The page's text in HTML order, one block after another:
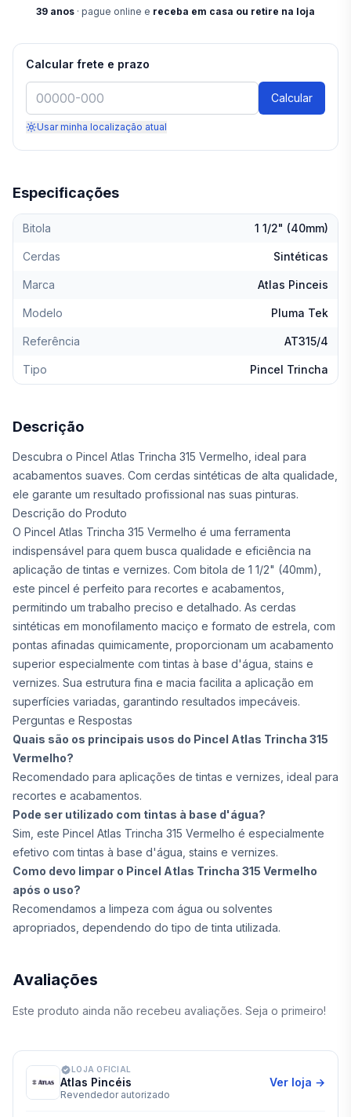
Especificações
Bitola 1 1/2" (40mm)
Cerdas Sintéticas
Marca Atlas Pinceis
Modelo Pluma Tek
Referência AT315/4
Tipo Pincel Trincha
Descrição
Descubra o Pincel Atlas Trincha 315 Vermelho, ideal para
acabamentos suaves. Com cerdas sintéticas de alta qualidade,
ele garante um resultado profissional nas suas pinturas.
Descrição do Produto
O Pincel Atlas Trincha 315 Vermelho é uma ferramenta
indispensável para quem busca qualidade e eficiência na
aplicação de tintas e vernizes. Com bitola de 1 1/2" (40mm),
este pincel é perfeito para recortes e acabamentos,
permitindo um trabalho preciso e detalhado. As cerdas
sintéticas em monofilamento maciço e formato de estrela, com
pontas afinadas quimicamente, proporcionam um acabamento
superior especialmente com tintas à base d'água, stains e
vernizes. Sua estrutura fina e macia facilita a aplicação em
superfícies variadas, garantindo resultados impecáveis.
Perguntas e Respostas
Quais são os principais usos do Pincel Atlas Trincha 315
Vermelho?
Recomendado para aplicações de tintas e vernizes, ideal para
recortes e acabamentos.
Pode ser utilizado com tintas à base d'água?
Sim, este Pincel Atlas Trincha 315 Vermelho é especialmente
efetivo com tintas à base d'água, stains e vernizes.
Como devo limpar o Pincel Atlas Trincha 315 Vermelho
após o uso?
Recomendamos a limpeza com água ou solventes
apropriados, dependendo do tipo de tinta utilizada.
Avaliações
Este produto ainda não recebeu avaliações. Seja o primeiro!
39 anos · pague online e receba em casa ou retire na loja
Calcular frete e prazo
Calcular
Usar minha localização atual
LOJA OFICIAL
Atlas Pincéis
Revendedor autorizado
Ver loja →